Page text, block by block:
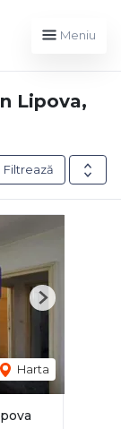
Meniu
Lipova,
Filtrează
Harta
Next